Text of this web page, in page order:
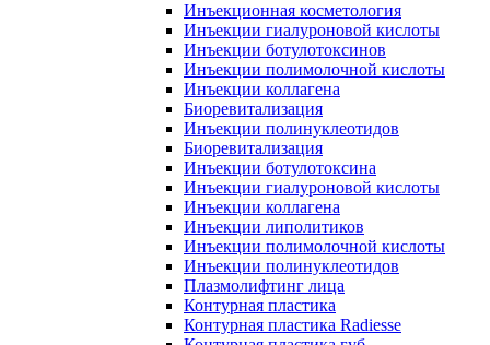
Инъекционная косметология
Инъекции гиалуроновой кислоты
Инъекции ботулотоксинов
Инъекции полимолочной кислоты
Инъекции коллагена
Биоревитализация
Инъекции полинуклеотидов
Биоревитализация
Инъекции ботулотоксина
Инъекции гиалуроновой кислоты
Инъекции коллагена
Инъекции липолитиков
Инъекции полимолочной кислоты
Инъекции полинуклеотидов
Плазмолифтинг лица
Контурная пластика
Контурная пластика Radiesse